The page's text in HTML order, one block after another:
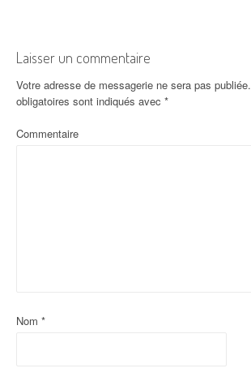
Laisser un commentaire
Votre adresse de messagerie ne sera pas publiée.
obligatoires sont indiqués avec *
Commentaire
Nom *